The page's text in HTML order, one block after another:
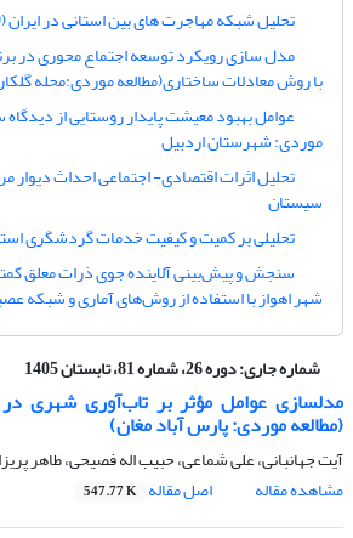
تحلیل شبکه مهاجرت های بین استانی در ایران (90-1385)
مدل سازی رویکرد توسعه اجتماع محوری در
با روش معادلات ساختاری(مطالعه موردی:محله
عوامل بهبود معیشت پایدار روستایی از دیدگاه
موردی: شهرستان اردبیل
تحلیل اثرات اقتصادی- اجتماعی احداث دیوار
سیستان
تحلیلی بر کمیت و کیفیت خدمات گردشگری
شهر اهواز با استفاده از روش‌های آماری و شبکه
شماره جاری:دوره 26، شماره 81، تابستان 1405
مدلسازی عوامل مؤثر بر تاب‌آوری شهری در
(مطالعه موردی: پارس آباد مغان)
آیت جهانبانی، علی شماعی، حبیب اله فصیحی، طاهر
مشاهده مقاله
اصل مقاله 547.77 K